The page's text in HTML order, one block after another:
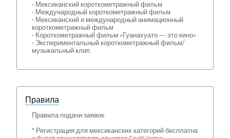
• Мексиканский короткометражный фильм
• Международный короткометражный фильм
• Мексиканский и международный анимационный
короткометражный фильм
• Короткометражный фильм «Гуанахуато — это кино»
• Экспериментальный короткометражный фильм/
музыкальный клип
Правила
Правила подачи заявок:
* Регистрация для мексиканских категорий бесплатна